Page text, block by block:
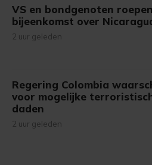
VS en bondgenoten
bijeenkomst over
2 uur geleden
Regering Colombia
voor mogelijke
daden
2 uur geleden